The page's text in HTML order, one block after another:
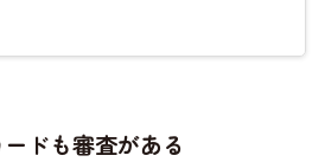
ドも審査がある